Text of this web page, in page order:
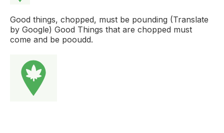
Good things, chopped, must be pounding (Translate
by Google) Good Things that are chopped must
come and be pooudd.